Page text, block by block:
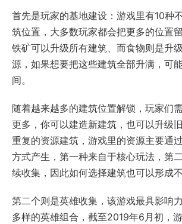
首先是玩家的基地建设：游戏里有10种
筑位置，大多数玩家都会把更多的位置
铁矿可以升级所有建筑、而食物则是升
源，如果想要把这些建筑全部升满，可
间。
随着越来越多的建筑位置解锁，玩家们
更多，你可以建造新建筑，也可以升级
重复的资源建筑，游戏里的资源主要通
方式产生，第一种来自于核心玩法，第
续收集，因此如何选择建筑也可以形成
第二个则是英雄收集，该游戏最具影响
多样的英雄组合，截至2019年6月初，